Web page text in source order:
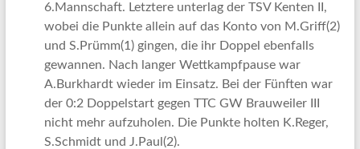
6.Mannschaft. Letztere unterlag der TSV Kenten II,
wobei die Punkte allein auf das Konto von M.Griff(2)
und S.Prümm(1) gingen, die ihr Doppel ebenfalls
gewannen. Nach langer Wettkampfpause war
A.Burkhardt wieder im Einsatz. Bei der Fünften war
der 0:2 Doppelstart gegen TTC GW Brauweiler III
nicht mehr aufzuholen. Die Punkte holten K.Reger,
S.Schmidt und J.Paul(2).